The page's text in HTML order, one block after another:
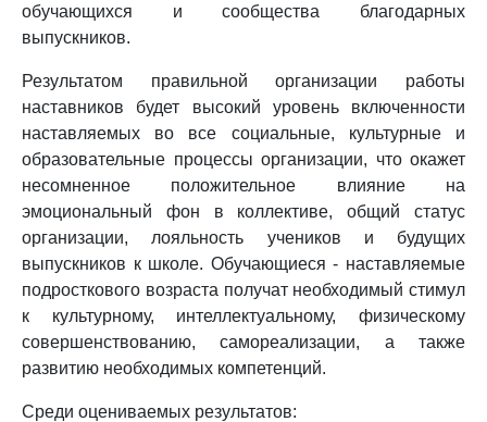
обучающихся и сообщества благодарных
выпускников.
Результатом правильной организации работы
наставников будет высокий уровень включенности
наставляемых во все социальные, культурные и
образовательные процессы организации, что окажет
несомненное положительное влияние на
эмоциональный фон в коллективе, общий статус
организации, лояльность учеников и будущих
выпускников к школе. Обучающиеся - наставляемые
подросткового возраста получат необходимый стимул
к культурному, интеллектуальному, физическому
совершенствованию, самореализации, а также
развитию необходимых компетенций.
Среди оцениваемых результатов: